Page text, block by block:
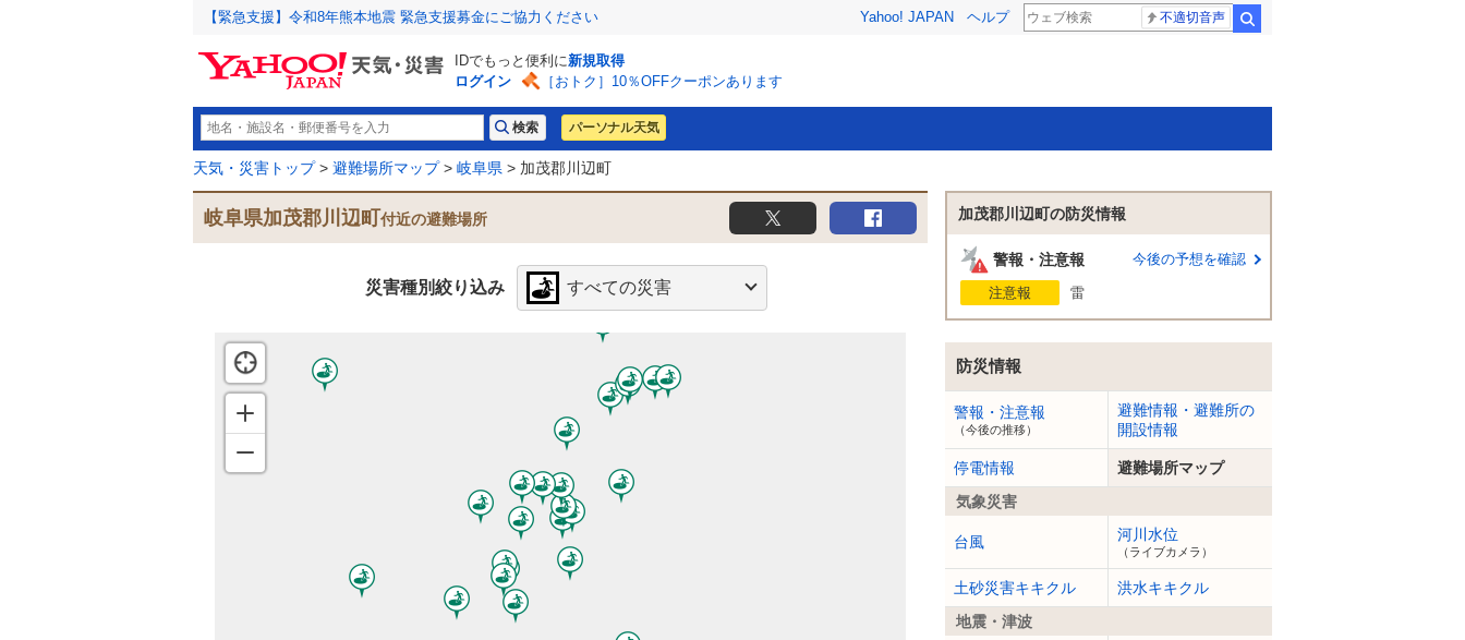
【緊急支援】令和8年熊本地震 緊急支援募金にご協力ください Yahoo! JAPAN ヘルプ 不適切音声
IDでもっと便利に新規取得
ログイン
［おトク］10％OFFクーポンあります
パーソナル天気
天気・災害トップ> 避難場所マップ> 岐阜県 > 加茂郡川辺町
岐阜県加茂郡川辺町 付近の避難場所
災害種別絞り込み すべての災害
加茂郡川辺町の防災情報
警報・注意報 今後の予想を確認
注意報 雷
防災情報
警報・注意報
（今後の推移）
避難情報・避難所の
開設情報
停電情報
避難場所マップ
気象災害
台風 河川水位
（ライブカメラ）
土砂災害キキクル
洪水キキクル
地震・津波